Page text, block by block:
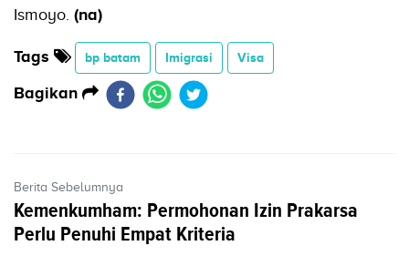
Ismoyo. (na)
Tags bp batam Imigrasi Visa
Bagikan
Berita Sebelumnya
Kemenkumham: Permohonan Izin Prakarsa
Perlu Penuhi Empat Kriteria